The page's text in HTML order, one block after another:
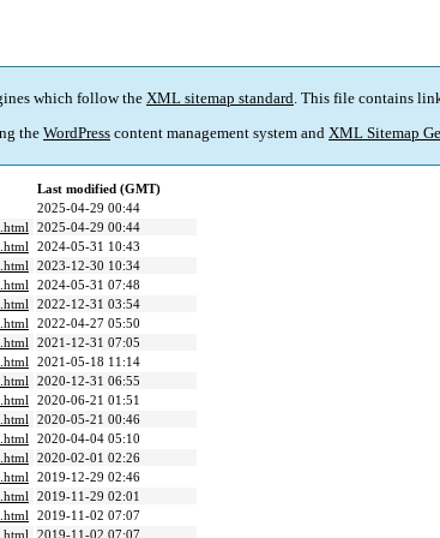
which follow the XML sitemap standard. This file contains
the WordPress content management system and XML Sitemap
Last modified (GMT)
2025-04-29 00:44
2025-04-29 00:44
2024-05-31 10:43
2023-12-30 10:34
2024-05-31 07:48
2022-12-31 03:54
2022-04-27 05:50
2021-12-31 07:05
2021-05-18 11:14
2020-12-31 06:55
2020-06-21 01:51
2020-05-21 00:46
2020-04-04 05:10
2020-02-01 02:26
2019-12-29 02:46
2019-11-29 02:01
2019-11-02 07:07
2019-11-02 07:07